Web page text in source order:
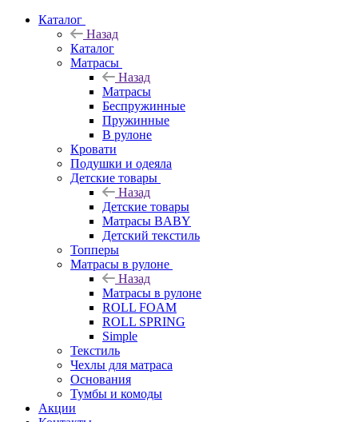
Каталог
Назад
Каталог
Матрасы
Назад
Матрасы
Беспружинные
Пружинные
В рулоне
Кровати
Подушки и одеяла
Детские товары
Назад
Детские товары
Матрасы BABY
Детский текстиль
Топперы
Матрасы в рулоне
Назад
Матрасы в рулоне
ROLL FOAM
ROLL SPRING
Simple
Текстиль
Чехлы для матраса
Основания
Тумбы и комоды
Акции